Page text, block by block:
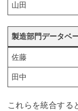
山田
製造部門データベ
佐藤
田中
これらを統合する